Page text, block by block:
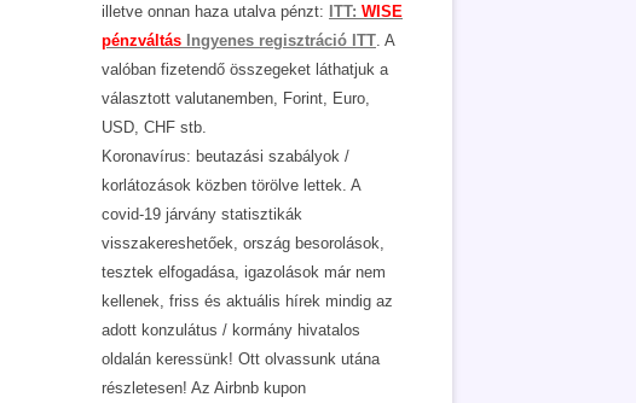
illetve onnan haza utalva pénzt: ITT: WISE
pénzváltás Ingyenes regisztráció ITT. A
valóban fizetendő összegeket láthatjuk a
választott valutanemben, Forint, Euro,
USD, CHF stb.
Koronavírus: beutazási szabályok /
korlátozások közben törölve lettek. A
covid-19 járvány statisztikák
visszakereshetőek, ország besorolások,
tesztek elfogadása, igazolások már nem
kellenek, friss és aktuális hírek mindig az
adott konzulátus / kormány hivatalos
oldalán keressünk! Ott olvassunk utána
részletesen! Az Airbnb kupon